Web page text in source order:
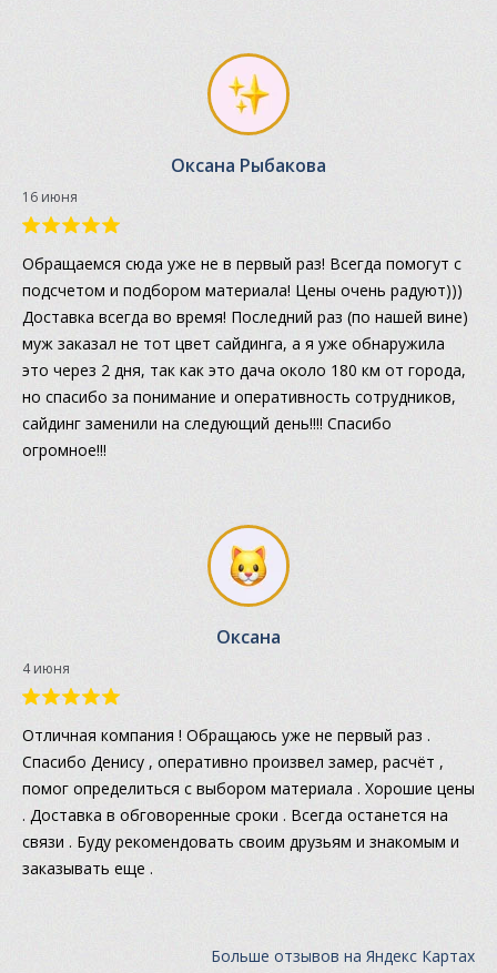
Оксана Рыбакова
16 июня
Обращаемся сюда уже не в первый раз! Всегда помогут с
подсчетом и подбором материала! Цены очень радуют)))
Доставка всегда во время! Последний раз (по нашей вине)
муж заказал не тот цвет сайдинга, а я уже обнаружила
это через 2 дня, так как это дача около 180 км от города,
но спасибо за понимание и оперативность сотрудников,
сайдинг заменили на следующий день!!!! Спасибо
огромное!!!
Оксана
4 июня
Отличная компания ! Обращаюсь уже не первый раз .
Спасибо Денису , оперативно произвел замер, расчёт ,
помог определиться с выбором материала . Хорошие цены
. Доставка в обговоренные сроки . Всегда останется на
связи . Буду рекомендовать своим друзьям и знакомым и
заказывать еще .
Больше отзывов на Яндекс Картах